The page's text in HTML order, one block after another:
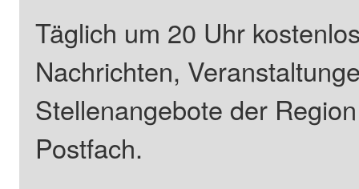
Täglich um 20 Uhr
Nachrichten,
Stellenangebote der
Postfach.